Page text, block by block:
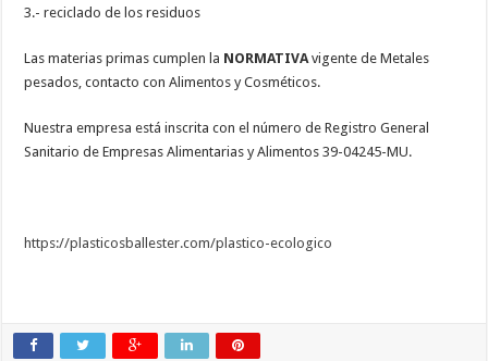
3.- reciclado de los residuos
Las materias primas cumplen la NORMATIVA vigente de Metales
pesados, contacto con Alimentos y Cosméticos.
Nuestra empresa está inscrita con el número de Registro General
Sanitario de Empresas Alimentarias y Alimentos 39-04245-MU.
https://plasticosballester.com/plastico-ecologico